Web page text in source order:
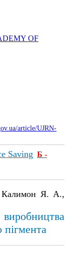
OF
article/UJRN-
Saving Б -
Я. А.,
пігмента